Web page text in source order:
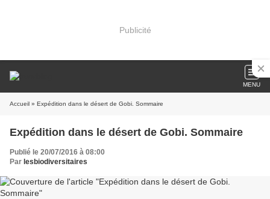
Publicité
MENU
Accueil » Expédition dans le désert de Gobi. Sommaire
Expédition dans le désert de Gobi. Sommaire
Publié le 20/07/2016 à 08:00
Par lesbiodiversitaires